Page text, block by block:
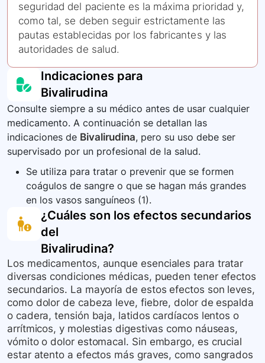
seguridad del paciente es la máxima prioridad y,
como tal, se deben seguir estrictamente las
pautas establecidas por los fabricantes y las
autoridades de salud.
Indicaciones para
Bivalirudina
Consulte siempre a su médico antes de usar cualquier
medicamento. A continuación se detallan las
indicaciones de Bivalirudina, pero su uso debe ser
supervisado por un profesional de la salud.
Se utiliza para tratar o prevenir que se formen
coágulos de sangre o que se hagan más grandes
en los vasos sanguíneos (1).
¿Cuáles son los efectos secundarios
del
Bivalirudina?
Los medicamentos, aunque esenciales para tratar
diversas condiciones médicas, pueden tener efectos
secundarios. La mayoría de estos efectos son leves,
como dolor de cabeza leve, fiebre, dolor de espalda
o cadera, tensión baja, latidos cardíacos lentos o
arrítmicos, y molestias digestivas como náuseas,
vómito o dolor estomacal. Sin embargo, es crucial
estar atento a efectos más graves, como sangrados